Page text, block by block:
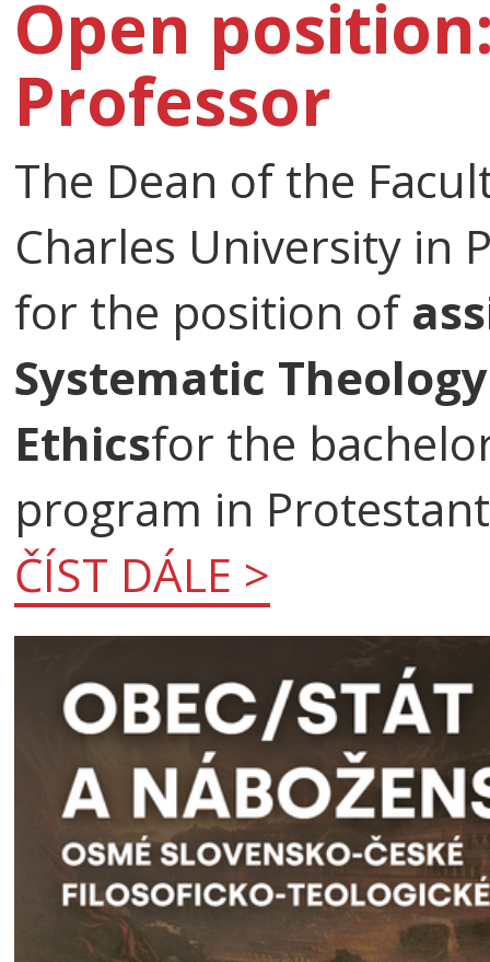
Open
Professor
The Dean of the
Charles University in
for the position of
Systematic
Ethicsfor the
program in
ČÍST DÁLE >